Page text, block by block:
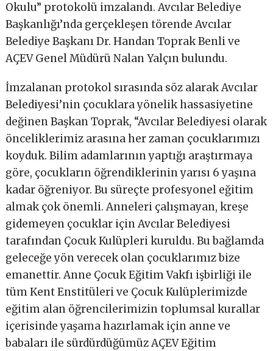
Okulu” protokolü imzalandı. Avcılar Belediye
Başkanlığı’nda gerçekleşen törende Avcılar
Belediye Başkanı Dr. Handan Toprak Benli ve
AÇEV Genel Müdürü Nalan Yalçın bulundu.
İmzalanan protokol sırasında söz alarak Avcılar
Belediyesi’nin çocuklara yönelik hassasiyetine
değinen Başkan Toprak, “Avcılar Belediyesi olarak
önceliklerimiz arasına her zaman çocuklarımızı
koyduk. Bilim adamlarının yaptığı araştırmaya
göre, çocukların öğrendiklerinin yarısı 6 yaşına
kadar öğreniyor. Bu süreçte profesyonel eğitim
almak çok önemli. Anneleri çalışmayan, kreşe
gidemeyen çocuklar için Avcılar Belediyesi
tarafından Çocuk Kulüpleri kuruldu. Bu bağlamda
geleceğe yön verecek olan çocuklarımız bize
emanettir. Anne Çocuk Eğitim Vakfı işbirliği ile
tüm Kent Enstitüleri ve Çocuk Kulüplerimizde
eğitim alan öğrencilerimizin toplumsal kurallar
içerisinde yaşama hazırlamak için anne ve
babaları ile sürdürdüğümüz AÇEV Eğitim